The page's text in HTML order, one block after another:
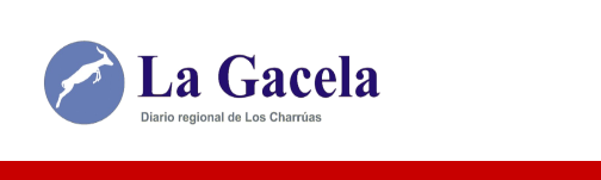
contenido
Diario La Gacela